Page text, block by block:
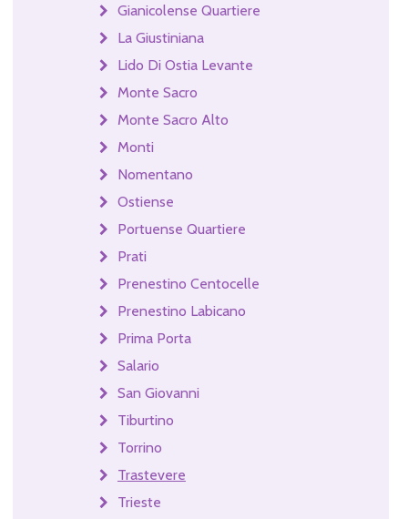
Gianicolense Quartiere
La Giustiniana
Lido Di Ostia Levante
Monte Sacro
Monte Sacro Alto
Monti
Nomentano
Ostiense
Portuense Quartiere
Prati
Prenestino Centocelle
Prenestino Labicano
Prima Porta
Salario
San Giovanni
Tiburtino
Torrino
Trastevere
Trieste